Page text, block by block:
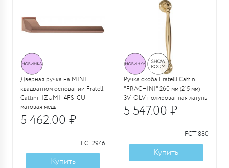
Дверная ручка на MINI
квадратном основании Fratelli
Cattini "IZUMI" 4FS-CU
матовая медь
5 462.00 ₽
FCT2946
Купить
Ручка скоба Fratelli Cattini
"FRACHINI" 260 мм (215 мм)
3V-OLV полированная латунь
5 547.00 ₽
FCT1880
Купить